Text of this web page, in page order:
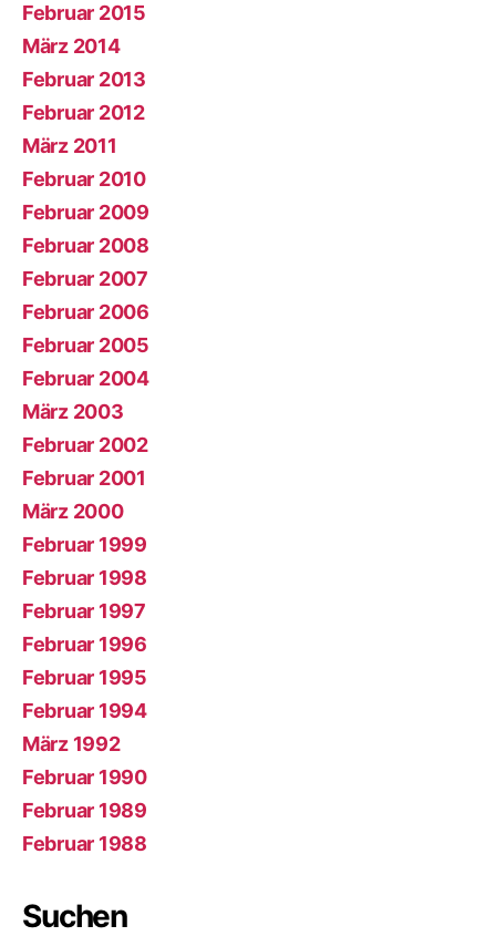
Februar 2015
März 2014
Februar 2013
Februar 2012
März 2011
Februar 2010
Februar 2009
Februar 2008
Februar 2007
Februar 2006
Februar 2005
Februar 2004
März 2003
Februar 2002
Februar 2001
März 2000
Februar 1999
Februar 1998
Februar 1997
Februar 1996
Februar 1995
Februar 1994
März 1992
Februar 1990
Februar 1989
Februar 1988
Suchen